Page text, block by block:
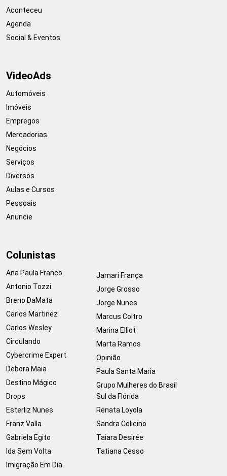
Aconteceu
Agenda
Social & Eventos
VideoAds
Automóveis
Imóveis
Empregos
Mercadorias
Negócios
Serviços
Diversos
Aulas e Cursos
Pessoais
Anuncie
Colunistas
Ana Paula Franco
Antonio Tozzi
Breno DaMata
Carlos Martinez
Carlos Wesley
Circulando
Cybercrime Expert
Debora Maia
Destino Mágico
Drops
Esterliz Nunes
Franz Valla
Gabriela Egito
Ida Sem Volta
Imigração Em Dia
Jamari França
Jorge Grosso
Jorge Nunes
Marcus Coltro
Marina Elliot
Marta Ramos
Opinião
Paula Santa Maria
Grupo Mulheres do Brasil
Sul da Flórida
Renata Loyola
Sandra Colicino
Taiara Desirée
Tatiana Cesso